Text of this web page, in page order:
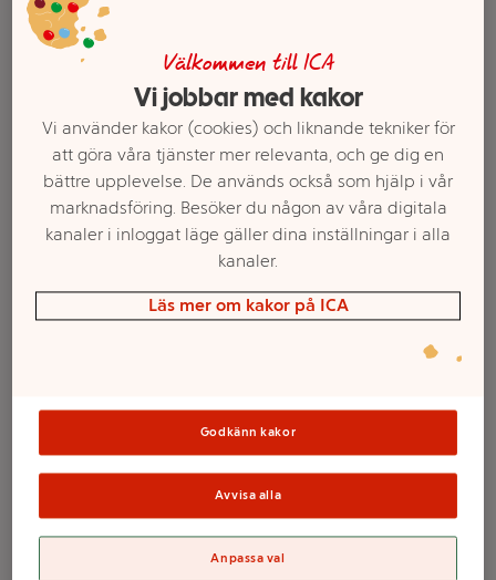
& kardemumma
450g Paulúns
Välj butik och handla
Sortimentet kan variera mellan butikerna
Välkommen till ICA
Vi jobbar med kakor
Vi använder kakor (cookies) och liknande tekniker för
att göra våra tjänster mer relevanta, och ge dig en
bättre upplevelse. De används också som hjälp i vår
marknadsföring. Besöker du någon av våra digitala
kanaler i inloggat läge gäller dina inställningar i alla
kanaler.
Läs mer om kakor på ICA
Godkänn kakor
Avvisa alla
Anpassa val